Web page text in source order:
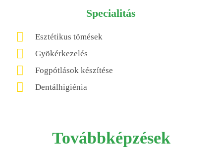
Specialitás
Esztétikus tömések
Gyökérkezelés
Fogpótlások készítése
Dentálhigiénia
Továbbképzések